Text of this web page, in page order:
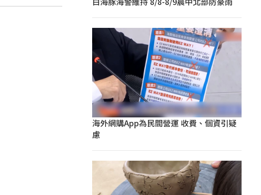
海外網購App為民間營運 收費、個資引疑
慮